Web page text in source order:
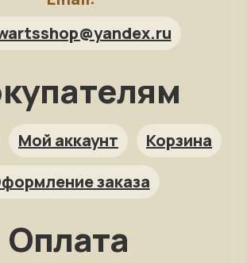
Мой аккаунт
Корзина
заказа
Оплата
Репродукция на заказ